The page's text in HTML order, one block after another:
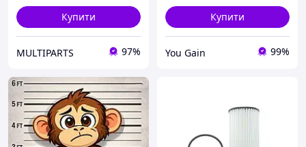
Купити
MULTIPARTS 97%
Купити
You Gain 99%